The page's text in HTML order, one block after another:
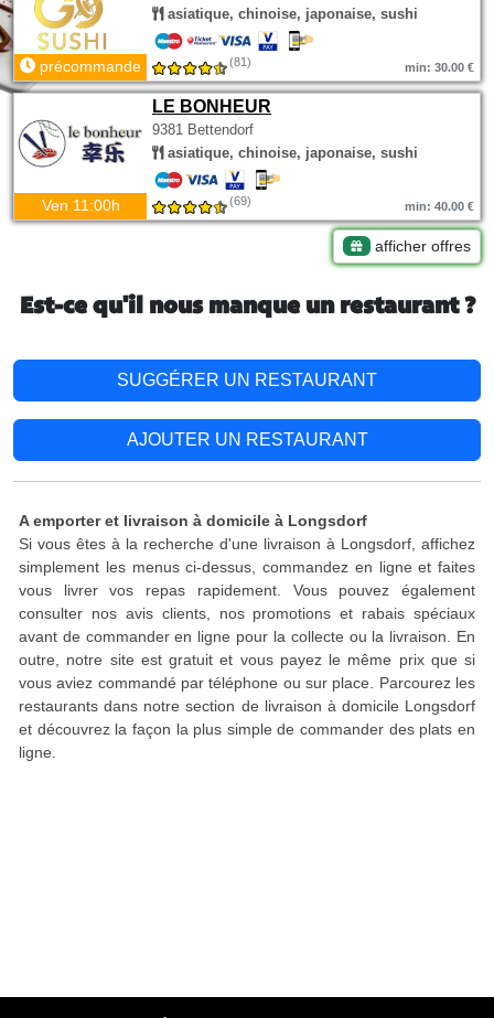
asiatique, chinoise, japonaise, sushi
précommande (81) min: 30.00 €
LE BONHEUR
9381 Bettendorf
asiatique, chinoise, japonaise, sushi
Ven 11:00h (69) min: 40.00 €
afficher offres
Est-ce qu'il nous manque un restaurant ?
SUGGÉRER UN RESTAURANT
AJOUTER UN RESTAURANT
A emporter et livraison à domicile à Longsdorf
Si vous êtes à la recherche d'une livraison à Longsdorf, affichez
simplement les menus ci-dessus, commandez en ligne et faites
vous livrer vos repas rapidement. Vous pouvez également
consulter nos avis clients, nos promotions et rabais spéciaux
avant de commander en ligne pour la collecte ou la livraison. En
outre, notre site est gratuit et vous payez le même prix que si
vous aviez commandé par téléphone ou sur place. Parcourez les
restaurants dans notre section de livraison à domicile Longsdorf
et découvrez la façon la plus simple de commander des plats en
ligne.